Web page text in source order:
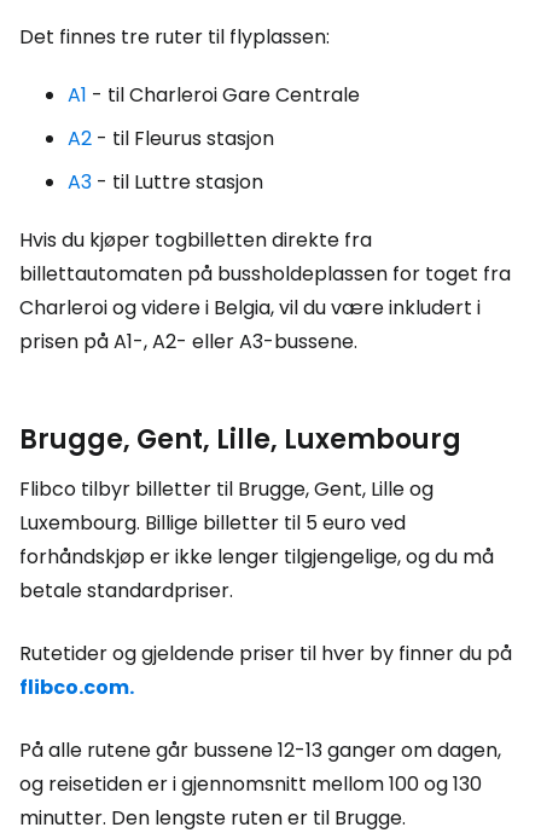
Det finnes tre ruter til flyplassen:
A1 - til Charleroi Gare Centrale
A2 - til Fleurus stasjon
A3 - til Luttre stasjon
Hvis du kjøper togbilletten direkte fra
billettautomaten på bussholdeplassen for toget fra
Charleroi og videre i Belgia, vil du være inkludert i
prisen på A1-, A2- eller A3-bussene.
Brugge, Gent, Lille, Luxembourg
Flibco tilbyr billetter til Brugge, Gent, Lille og
Luxembourg. Billige billetter til 5 euro ved
forhåndskjøp er ikke lenger tilgjengelige, og du må
betale standardpriser.
Rutetider og gjeldende priser til hver by finner du på
flibco.com.
På alle rutene går bussene 12-13 ganger om dagen,
og reisetiden er i gjennomsnitt mellom 100 og 130
minutter. Den lengste ruten er til Brugge.